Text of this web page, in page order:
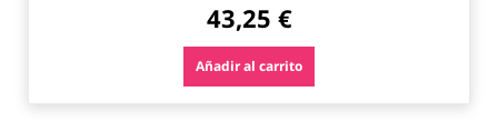
43,25 €
Añadir al carrito